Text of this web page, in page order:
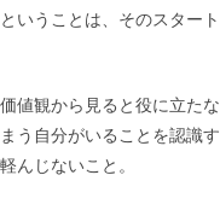
いうことは、そのスター
値観から見ると役に立た
う自分がいることを認識
んじないこと。